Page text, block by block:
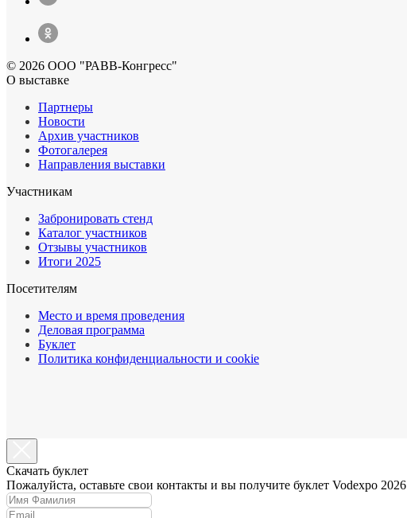
© 2026 ООО "РАВВ-Конгресс"
О выставке
Партнеры
Новости
Архив участников
Фотогалерея
Направления выставки
Участникам
Забронировать стенд
Каталог участников
Отзывы участников
Итоги 2025
Посетителям
Место и время проведения
Деловая программа
Буклет
Политика конфиденциальности и cookie
Cкачать буклет
Пожалуйста, оставьте свои контакты и вы получите буклет Vodexpo 2026